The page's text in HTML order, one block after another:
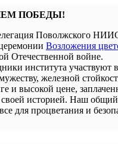
ПОБЕДЫ!
Поволжского
Возложения
Отечественной войне.
института участвуют
железной
и высокой цене,
своей историей. Наш
для процветания и